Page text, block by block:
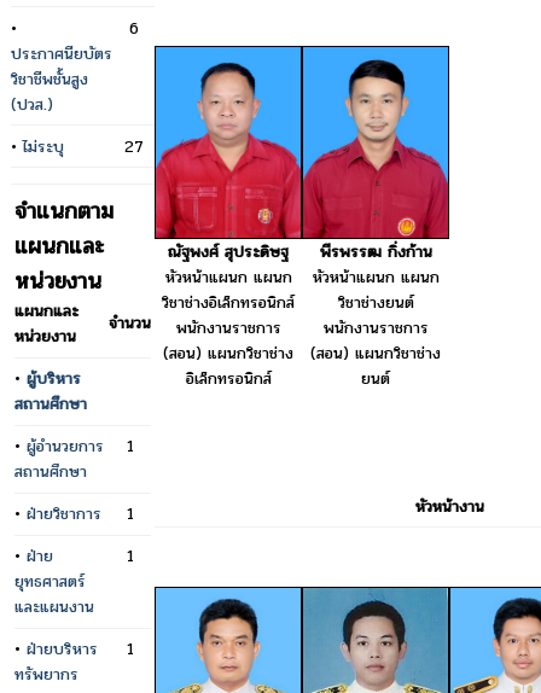
•
ประกาศนียบัตร
วิชาชีพชั้นสูง
(ปวส.)
6
•ไม่ระบุ 27
จำแนกตาม
แผนกและ
หน่วยงาน
แผนกและ
หน่วยงาน
จำนวน
• ผู้บริหาร
สถานศึกษา
• ผู้อำนวยการ
สถานศึกษา
1
• ฝ่ายวิชาการ
1
• ฝ่าย
ยุทธศาสตร์
และแผนงาน
1
• ฝ่ายบริหาร
ทรัพยากร
1
ณัฐพงศ์ สุประดิษฐ
หัวหน้าแผนก แผนก
วิชาช่างอิเล็กทรอนิกส์
พนักงานราชการ
(สอน) แผนกวิชาช่าง
อิเล็กทรอนิกส์
พีรพรรฒ กิ่งก้าน
หัวหน้าแผนก แผนก
วิชาช่างยนต์
พนักงานราชการ
(สอน) แผนกวิชาช่าง
ยนต์
หัวหน้างาน